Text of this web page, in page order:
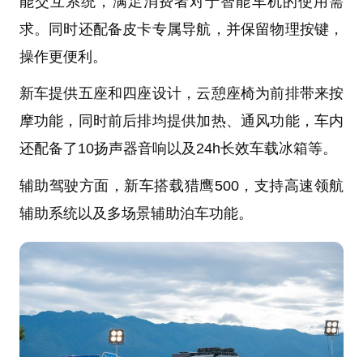
求。同时还配备皮卡专属导航，并保留物理按键，
操作更便利。
新车提供五座和四座设计，云憩座椅为前排带来按
摩功能，同时前后排均提供加热、通风功能，车内
还配备了10扬声器音响以及24h长效车载冰箱等。
辅助驾驶方面，新车搭载猎鹰500，支持高速领航
辅助系统以及多场景辅助泊车功能。